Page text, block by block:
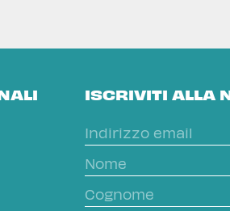
ISCRIVITI ALLA